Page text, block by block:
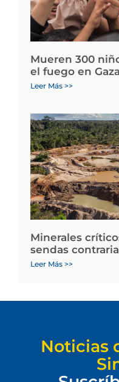
Mueren 300
el fuego en Gaza
Leer Más >>
Minerales
sendas
Leer Más >>
Noticias